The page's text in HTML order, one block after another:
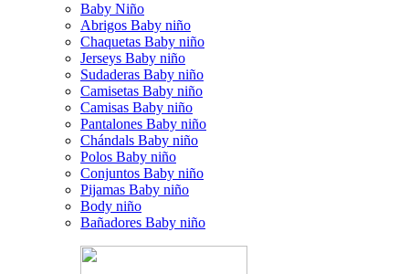
Baby Niño
Abrigos Baby niño
Chaquetas Baby niño
Jerseys Baby niño
Sudaderas Baby niño
Camisetas Baby niño
Camisas Baby niño
Pantalones Baby niño
Chándals Baby niño
Polos Baby niño
Conjuntos Baby niño
Pijamas Baby niño
Body niño
Bañadores Baby niño